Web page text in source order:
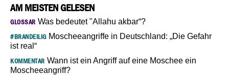
AM MEISTEN GELESEN
GLOSSAR Was bedeutet "Allahu akbar“?
#BRANDEILIGMoscheeangriffe in Deutschland: „Die Gefahr
ist real“
KOMMENTAR Wann ist ein Angriff auf eine Moschee ein
Moscheeangriff?